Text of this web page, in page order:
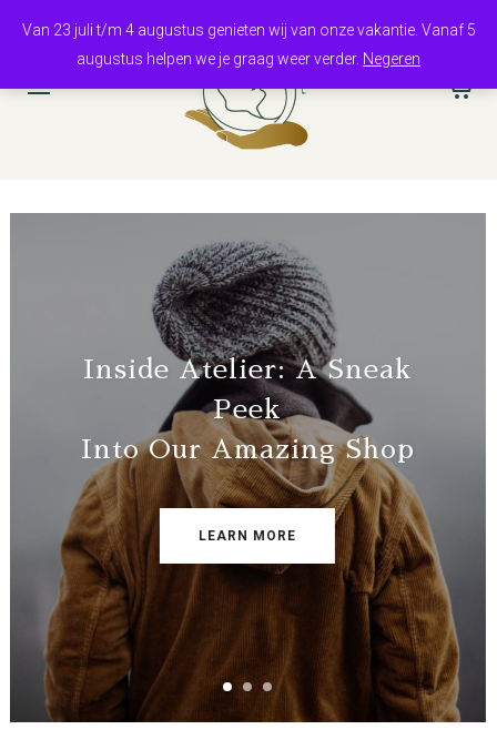
Van 23 juli t/m 4 augustus genieten wij van onze vakantie. Vanaf 5
augustus helpen we je graag weer verder. Negeren
Inside Atelier: A Sneak
Peek
Into Our Amazing Shop
LEARN MORE